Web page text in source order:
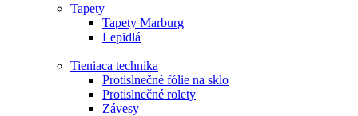
Tapety
Tapety Marburg
Lepidlá
Tieniaca technika
Protislnečné fólie na sklo
Protislnečné rolety
Závesy